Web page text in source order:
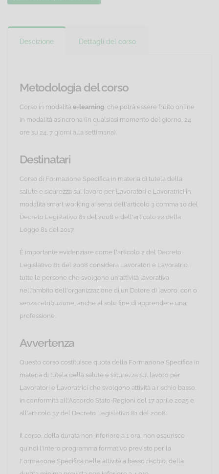
Descizione Dettagli del corso
Metodologia del corso
Corso in modalità e-learning , che potrà essere fruito online
in modalità asincrona (in qualsiasi momento del giorno, 24
ore su 24, 7 giorni alla settimana).
Destinatari
Corso di Formazione Specifica in materia di tutela della
salute e sicurezza sul lavoro per Lavoratori e Lavoratrici in
modalità smart working ai sensi dell'articolo 3 comma 10 del
Decreto Legislativo 81 del 2008 e dell'articolo 22 della
Legge 81 del 2017.
È importante evidenziare come l'articolo 2 del Decreto
Legislativo 81 del 2008 considera Lavoratori e Lavoratrici
tutte le persone che svolgono un'attività lavorativa
nell'ambito dell'organizzazione di un Datore di lavoro, con o
senza retribuzione, anche al solo fine di apprendere una
professione.
Avvertenza
Questo corso costituisce quota della Formazione Specifica in
materia di tutela della salute e sicurezza sul lavoro per
Lavoratori e Lavoratrici che svolgono attività a rischio basso,
in conformità all'Accordo Stato-Regioni del 17 aprile 2025 e
all'articolo 37 del Decreto Legislativo 81 del 2008.
Il corso, della durata non inferiore a 1 ora, non esaurisce
quindi l'intero programma formativo previsto per la
Formazione Specifica nelle attività a basso rischio, della